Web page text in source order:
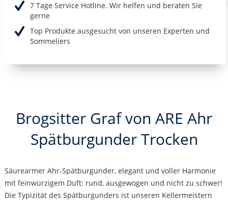
7 Tage Service Hotline. Wir helfen und beraten Sie
gerne
Top Produkte ausgesucht von unseren Experten und
Sommeliers
Brogsitter Graf von ARE Ahr
Spätburgunder Trocken
Säurearmer Ahr-Spätburgunder, elegant und voller Harmonie
mit feinwürzigem Duft: rund, ausgewogen und nicht zu schwer!
Die Typizität des Spätburgunders ist unseren Kellermeistern